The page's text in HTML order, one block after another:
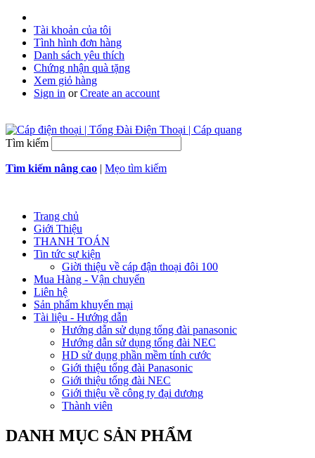
Tài khoản của tôi
Tình hình đơn hàng
Danh sách yêu thích
Chứng nhận quà tặng
Xem giỏ hàng
Sign in orCreate an account
Tìm kiếm
Tìm kiếm nâng cao | Mẹo tìm kiếm
Trang chủ
Giới Thiệu
THANH TOÁN
Tin tức sự kiện
Giời thiệu về cáp đận thoại đôi 100
Mua Hàng - Vận chuyển
Liên hệ
Sản phẩm khuyến mại
Tài liệu - Hướng dẫn
Hướng dẫn sử dụng tổng đài panasonic
Hướng dẫn sử dụng tổng đài NEC
HD sử dụng phần mềm tính cước
Giới thiệu tổng đài Panasonic
Giới thiệu tổng đài NEC
Giới thiệu về công ty đại dương
Thành viên
DANH MỤC SẢN PHẨM